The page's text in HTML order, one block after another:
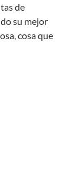
de
su mejor
cosa que